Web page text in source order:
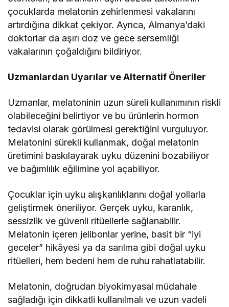
çocuklarda melatonin zehirlenmesi vakalarını
artırdığına dikkat çekiyor. Ayrıca, Almanya’daki
doktorlar da aşırı doz ve gece sersemliği
vakalarının çoğaldığını bildiriyor.
Uzmanlardan Uyarılar ve Alternatif Öneriler
Uzmanlar, melatoninin uzun süreli kullanımının riskli
olabileceğini belirtiyor ve bu ürünlerin hormon
tedavisi olarak görülmesi gerektiğini vurguluyor.
Melatonini sürekli kullanmak, doğal melatonin
üretimini baskılayarak uyku düzenini bozabiliyor
ve bağımlılık eğilimine yol açabiliyor.
Çocuklar için uyku alışkanlıklarını doğal yollarla
geliştirmek öneriliyor. Gerçek uyku, karanlık,
sessizlik ve güvenli ritüellerle sağlanabilir.
Melatonin içeren jelibonlar yerine, basit bir “iyi
geceler” hikâyesi ya da sarılma gibi doğal uyku
ritüelleri, hem bedeni hem de ruhu rahatlatabilir.
Melatonin, doğrudan biyokimyasal müdahale
sağladığı için dikkatli kullanılmalı ve uzun vadeli